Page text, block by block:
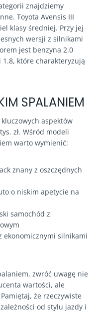
znajdziemy
Toyota Avensis III
klasy średniej. Przy jej
wersji z silnikami
jest benzyna 2.0
które charakteryzują
SPALANIEM
aspektów
zł. Wśród modeli
warto wymienić:
znany z oszczędnych
o niskim apetycie na
samochód z
ekonomicznymi silnikami
zwróć uwagę nie
wartości, ale
że rzeczywiste
od stylu jazdy i